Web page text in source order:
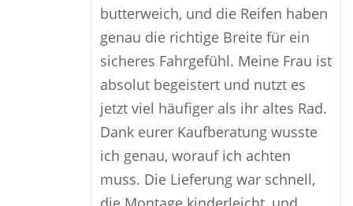
butterweich, und die Reifen haben
genau die richtige Breite für ein
sicheres Fahrgefühl. Meine Frau ist
absolut begeistert und nutzt es
jetzt viel häufiger als ihr altes Rad.
Dank eurer Kaufberatung wusste
ich genau, worauf ich achten
muss. Die Lieferung war schnell,